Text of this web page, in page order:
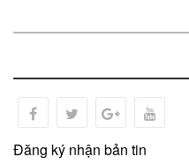
Đăng ký nhận bản tin